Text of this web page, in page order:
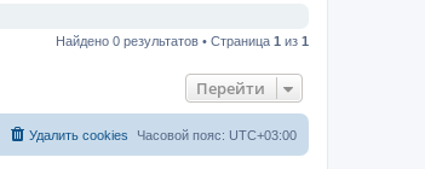
Найдено 0 результатов • Страница 1 из 1
Перейти
Часовой пояс: UTC+03:00
Удалить cookies